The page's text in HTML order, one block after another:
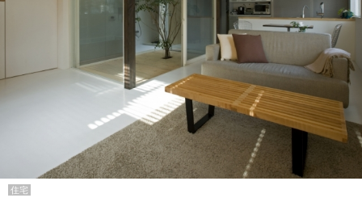
住宅